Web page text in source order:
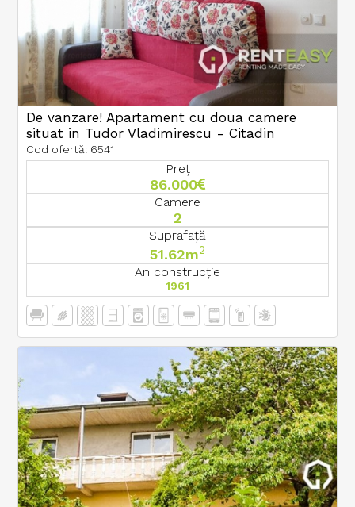
De vanzare! Apartament cu doua camere
situat in Tudor Vladimirescu - Citadin
Cod ofertă: 6541
Preț
86.000
Camere
2
Suprafață
51.62m2
An construcție
1961